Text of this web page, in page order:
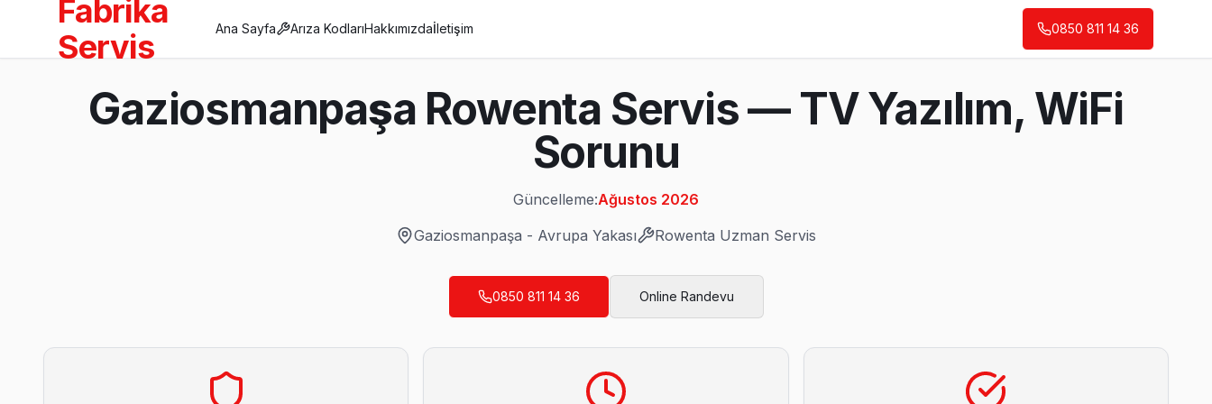
Gaziosmanpaşa
Rowenta
Gaziosmanpaşa'da Mahalle Mahalle Rowenta TV Servis
Bağlarbaşı sakinlerine özel: Rowenta TV tamirinde parça değişimi yapılmadan önce maliyet onayınız alınıyor. Gaziosmanpaşa servisimiz sürpriz fatura çıkarmıyor.
Gaziosmanpaşa Rowenta Servis →
Fabrika
Servis
Ana Sayfa Arıza KodlarıHakkımızdaİletişim 0850 811 14 36
Gaziosmanpaşa Rowenta Servis — TV Yazılım, WiFi
Sorunu
Güncelleme:Ağustos 2026
Gaziosmanpaşa - Avrupa Yakası Rowenta Uzman Servis
0850 811 14 36 Online Randevu